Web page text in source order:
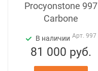
Procyonstone 997
Carbone
В наличии Арт. 997
81 000 руб.